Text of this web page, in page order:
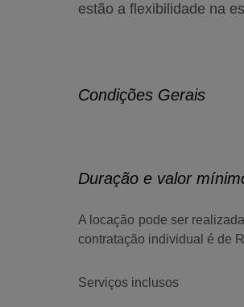
estão a flexibilidade na
Condições Gerais
Duração e valor
A locação pode ser
contratação individual é de
Serviços inclusos